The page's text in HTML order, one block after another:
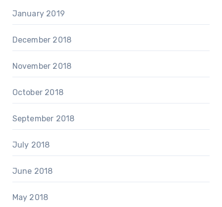
January 2019
December 2018
November 2018
October 2018
September 2018
July 2018
June 2018
May 2018